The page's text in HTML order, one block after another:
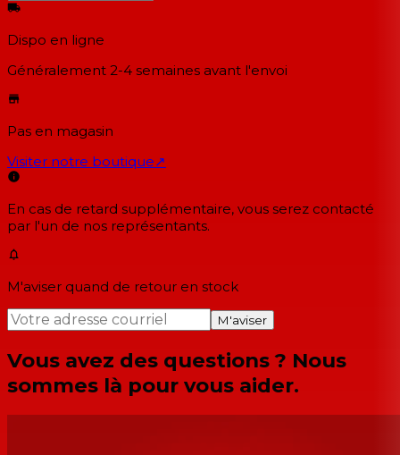
Dispo en ligne
Généralement 2-4 semaines avant l'envoi
Pas en magasin
Visiter notre boutique↗
En cas de retard supplémentaire, vous serez contacté
par l'un de nos représentants.
M'aviser quand de retour en stock
M'aviser
Vous avez des questions ? Nous
sommes là pour vous aider.